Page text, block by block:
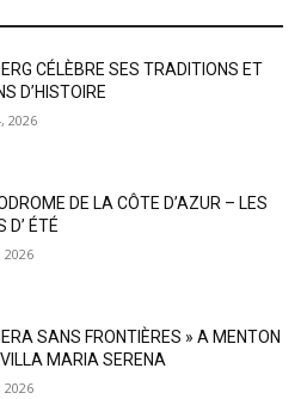
CÉLÈBRE SES TRADITIONS ET
D’HISTOIRE
2026
DE LA CÔTE D’AZUR – LES
D’ ÉTÉ
2026
SANS FRONTIÈRES » A MENTON
MARIA SERENA
2026